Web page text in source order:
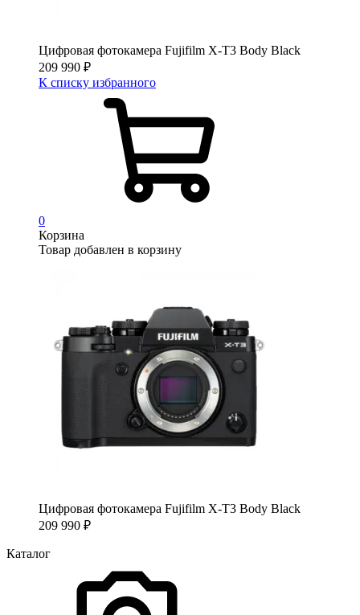
Цифровая фотокамера Fujifilm X-T3 Body Black
209 990 ₽
К списку избранного
0
Корзина
Товар добавлен в корзину
Цифровая фотокамера Fujifilm X-T3 Body Black
209 990 ₽
Каталог